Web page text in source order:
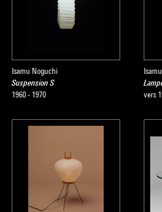
Isamu Noguchi
Suspension S
1960 - 1970
vers